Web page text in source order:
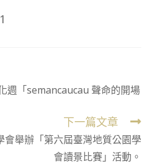
週「semancaucau 聲命的開場
下一篇文章
會舉辦「第六屆臺灣地質公園學
會讀景比賽」活動。